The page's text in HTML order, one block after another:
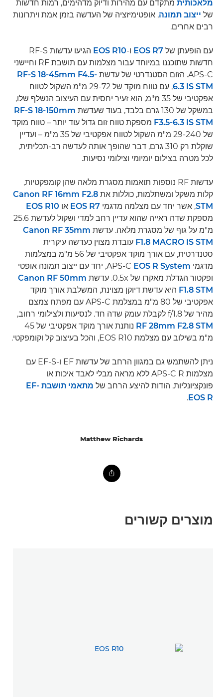
מלאכותית מתקדם עם מהירות ודיוק מדהימים, רמות חדשות
של ייצוב תמונה, אופטימיזציה של העדשה בזמן אמת ויתרונות
רבים אחרים.
עם הופעתן של EOS R7 ו-EOS R10
הגיעו עדשות RF-S
חדשות שתוכננו במיוחד עבור מצלמות עם תושבת RF וחיישני
APS-C. הזום הסטנדרטי של עדשת
RF-S 18-45mm F4.5-
6.3 IS STM
, עם טווח מוקד של 29-72 מ"מ השקול לטווח
אפקטיבי של 35 מ"מ, הוא זעיר יחסית עם העיצוב הנשלף שלו,
במשקל של 130 גרם בלבד, בעוד שעדשת
RF-S 18-150mm
F3.5-6.3 IS STM מספקת טווח זום גדול עוד יותר – טווח מוקד
של 29-240 מ"מ השקול לטווח אפקטיבי של 35 מ"מ – ועדיין
שוקלת רק 310 גרם, דבר שהופך אותה לעדשה רב-תכליתית,
לכל מטרה בצילום יומיומי וצילומי נסיעות.
עדשות RF נוספות תואמות מסגרת מלאה שהן קומפקטיות,
קלות משקל ומשתלמות, כוללות את Canon RF 16mm F2.8
STM, אשר יחד עם מצלמה מדגמי EOS R7‏ או EOS R10
מספקת שדה ראייה שהוא עדיין רחב למדי ושקול לעדשת 25.6
מ"מ על גוף של מסגרת מלאה. עדשת Canon RF 35mm
F1.8 MACRO IS STM עובדת מצוין כעדשה עיקרית
סטנדרטית, עם אורך מוקד אפקטיבי של 56 מ"מ במצלמות
מדגמי APS-C EOS R System
, יחד עם ייצוב תמונה אופטי
ופקטור הגדלת מאקרו של 0.5x. עדשת
Canon RF 50mm
F1.8 STM היא עדשת דיוקן מצוינת, המשלבת אורך מוקד
אפקטיבי של 80 מ"מ במצלמת APS-C עם מפתח צמצם
מהיר של f/1.8 לקבלת עומק שדה חד. לנסיעות ולצילומי רחוב,
RF 28mm F2.8 STM
נותנת אורך מוקד אפקטיבי של 45
מ"מ בשילוב עם מצלמת EOS R10, והכל בעיצוב קל וקומפקטי.
ניתן להשתמש גם במגוון הרחב של עדשות EF ו-EF-S עם
מצלמות APS-C R ללא מראה מבלי לאבד איכות או
פונקציונליות, הודות להיצע הרחב של
מתאמי תושבת EF-
EOS R
.
Matthew Richards
מוצרים קשורים